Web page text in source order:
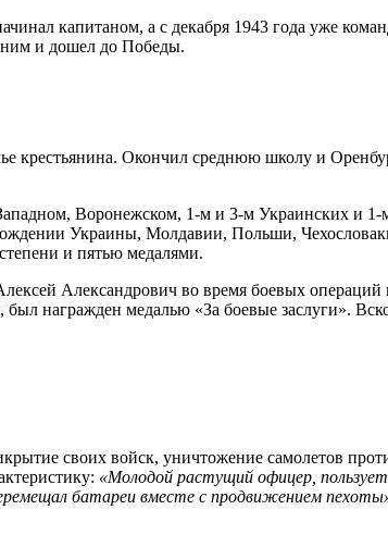
капитаном, а с декабря 1943 года уже
ним и дошел до Победы.
крестьянина. Окончил среднюю школу и
Воронежском, 1-м и 3-м Украинских и 1-
Украины, Молдавии, Польши,
и пятью медалями.
Александрович во время боевых
награжден медалью «За боевые заслуги».
своих войск, уничтожение самолетов
«Молодой растущий офицер,
батареи вместе с продвижением